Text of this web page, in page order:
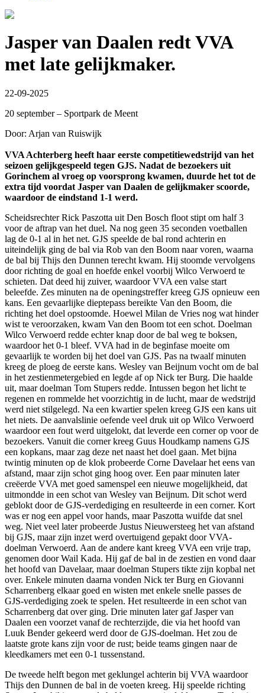
Jasper van Daalen redt VVA
met late gelijkmaker.
22-09-2025
20 september – Sportpark de Meent
Door: Arjan van Ruiswijk
VVA Achterberg heeft haar eerste competitiewedstrijd van het
seizoen gelijkgespeeld tegen GJS. Nadat de bezoekers uit
Gorinchem al vroeg op voorsprong kwamen, duurde het tot de
extra tijd voordat Jasper van Daalen de gelijkmaker scoorde,
waardoor de eindstand 1-1 werd.
Scheidsrechter Rick Paszotta uit Den Bosch floot stipt om half 3
voor de aftrap van het duel. Na nog geen 35 seconden voetballen
lag de 0-1 al in het net. GJS speelde de bal rond achterin en
uiteindelijk ging de bal via Rob van den Boom naar voren, waarna
de bal bij Thijs den Dunnen terecht kwam. Hij stoomde vervolgens
door richting de goal en hoefde enkel voorbij Wilco Verwoerd te
schieten. Dat deed hij zuiver, waardoor VVA een valse start
beleefde. Zes minuten na de openingstreffer kreeg GJS opnieuw een
kans. Een gevaarlijke dieptepass bereikte Van den Boom, die
richting het doel opstoomde. Hoewel Milan de Vries nog wat hinder
wist te veroorzaken, kwam Van den Boom tot een schot. Doelman
Wilco Verwoerd redde echter knap door de bal weg te boksen,
waardoor het 0-1 bleef. VVA had in de beginfase moeite om
gevaarlijk te worden bij het doel van GJS. Pas na twaalf minuten
kreeg de ploeg de eerste kans. Wesley van Beijnum vocht om de bal
in het zestienmetergebied en legde af op Nick ter Burg. Die haalde
uit, maar doelman Tom Stupers redde. Intussen begon het licht te
regenen en rommelde het voorzichtig in de lucht, maar de wedstrijd
werd niet stilgelegd. Na een kwartier spelen kreeg GJS een kans uit
het niets. De aanvalslinie oefende veel druk uit op Wilco Verwoerd
waardoor een fout werd uitgelokt, dat leverde een corner op voor de
bezoekers. Vanuit die corner kreeg Guus Houdkamp namens GJS
een kopkans, maar zag deze net naast het doel gaan. Met bijna
twintig minuten op de klok probeerde Corne Davelaar het eens van
afstand, maar zijn schot ging hoog over. Een paar minuten later
creëerde VVA met goed samenspel een nieuwe mogelijkheid, dat
uitmondde in een schot van Wesley van Beijnum. Dit schot werd
geblokt door de GJS-verdediging en resulteerde in een corner. Kort
was er nog een appel voor hands, maar Paszotta wuifde dat snel
weg. Niet veel later probeerde Justus Nieuwersteeg het van afstand
bij GJS, maar zijn inzet werd overtuigend gepakt door VVA-
doelman Verwoerd. Aan de andere kant kreeg VVA een vrije trap,
genomen door Wail Kada. Hij gaf de bal in de zestien en vond daar
het hoofd van Davelaar, maar doelman Stupers tikte zijn kopbal net
over. Enkele minuten daarna vonden Nick ter Burg en Giovanni
Scharrenberg elkaar goed en wisten met enkele snelle passes de
GJS-verdediging zoek te spelen. Het resulteerde in een schot van
Scharrenberg dat over ging. Drie minuten later gaf Jasper van
Daalen een voorzet vanaf de rechterzijde, die via het hoofd van
Luuk Bender gekeerd werd door de GJS-doelman. Het zou de
laatste grote kans zijn voor de rust; beide teams gingen naar de
kleedkamers met een 0-1 tussenstand.
De tweede helft begon met geklungel achterin bij VVA waardoor
Thijs den Dunnen de bal in de voeten kreeg. Hij speelde richting